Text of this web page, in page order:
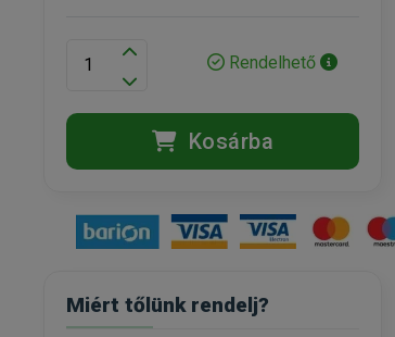
Rendelhető
Kosárba
Miért tőlünk rendelj?